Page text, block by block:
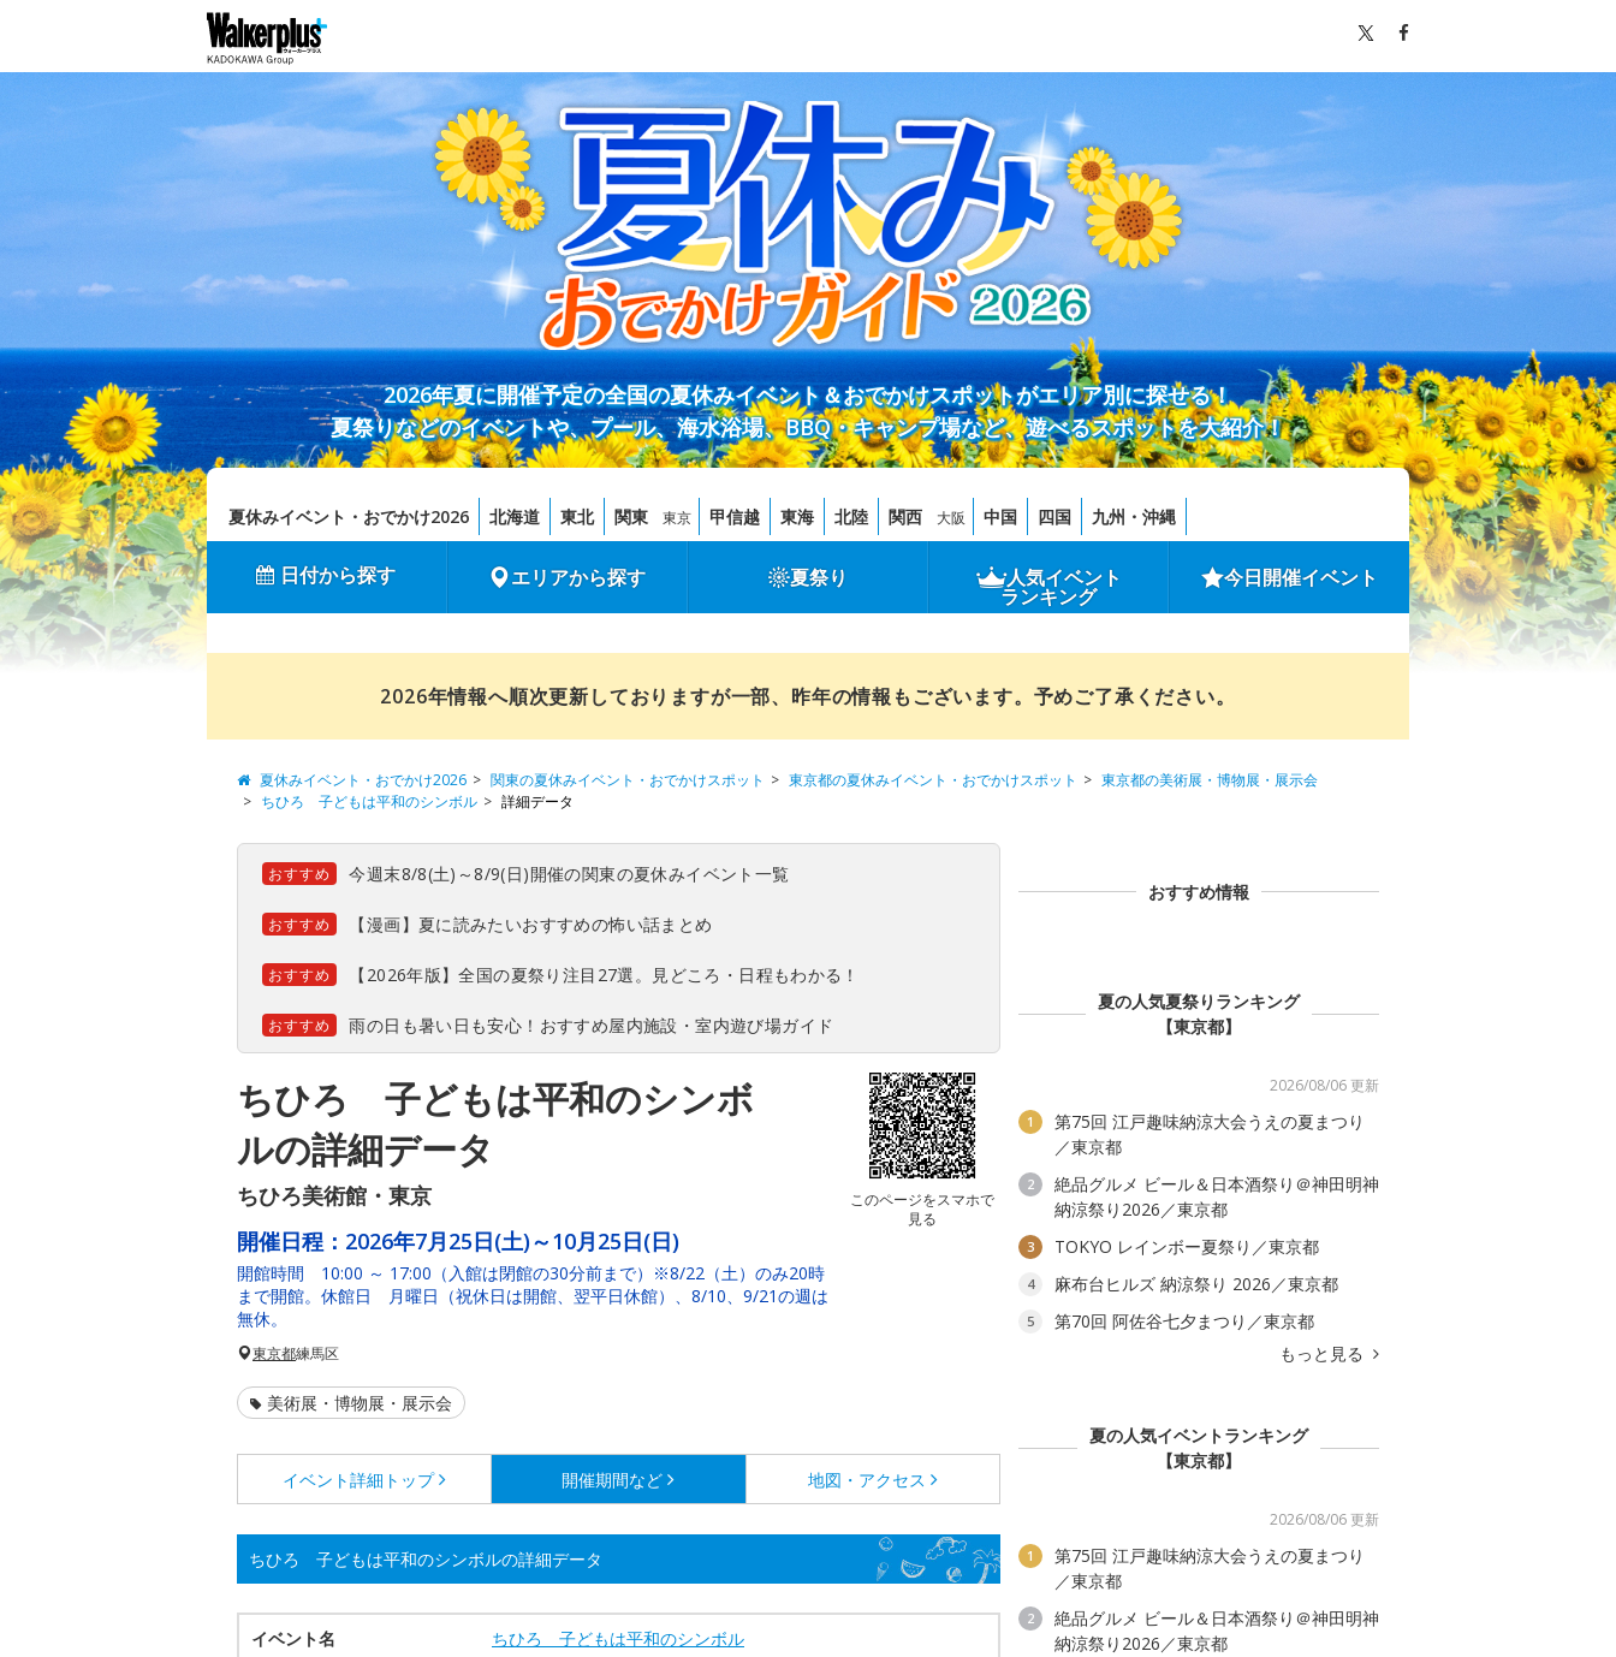
2026年夏に開催予定の全国の夏休みイベント＆おでかけスポットがエリア別に探せる！
夏祭りなどのイベントや、プール、海水浴場、BBQ・キャンプ場など、遊べるスポットを大紹介！
夏休みイベント・おでかけ2026 北海道 東北 関東 東京 甲信越 東海 北陸 関西 大阪 中国 四国 九州・沖縄
日付から探す エリアから探す 夏祭り 人気イベント
ランキング
今日開催イベント
2026年情報へ順次更新しておりますが一部、昨年の情報もございます。予めご了承ください。
夏休みイベント・おでかけ2026 関東の夏休みイベント・おでかけスポット 東京都の夏休みイベント・おでかけスポット
東京都の美術展・博物展・展示会
ちひろ 子どもは平和のシンボル
詳細データ
おすすめ 今週末8/8(土)～8/9(日)開催の関東の夏休みイベント一覧
おすすめ 【漫画】夏に読みたいおすすめの怖い話まとめ
おすすめ 【2026年版】全国の夏祭り注目27選。見どころ・日程もわかる！
おすすめ 雨の日も暑い日も安心！おすすめ屋内施設・室内遊び場ガイド
ちひろ 子どもは平和のシンボ
ルの詳細データ
ちひろ美術館・東京
このページをスマホで
見る
開催日程： 2026年7月25日(土)～10月25日(日)
開館時間 10:00 ～ 17:00（入館は閉館の30分前まで）※8/22（土）のみ20時
まで開館。休館日 月曜日（祝休日は開館、翌平日休館）、8/10、9/21の週は
無休。
東京都練馬区
美術展・博物展・展示会
イベント詳細 トップ 開催期間など 地図・アクセス
ちひろ 子どもは平和のシンボルの詳細データ
イベント名 ちひろ 子どもは平和のシンボル
おすすめ情報
夏の人気夏祭りランキング
【東京都】
2026/08/06 更新
1
第75回 江戸趣味納涼大会うえの夏まつり
／東京都
2
絶品グルメ ビール＆日本酒祭り＠神田明神
納涼祭り2026／東京都
3 TOKYO レインボー夏祭り／東京都
4 麻布台ヒルズ 納涼祭り 2026／東京都
5
第70回 阿佐谷七夕まつり／東京都
もっと見る
夏の人気イベントランキング
【東京都】
2026/08/06 更新
1
第75回 江戸趣味納涼大会うえの夏まつり
／東京都
2
絶品グルメ ビール＆日本酒祭り＠神田明神
納涼祭り2026／東京都